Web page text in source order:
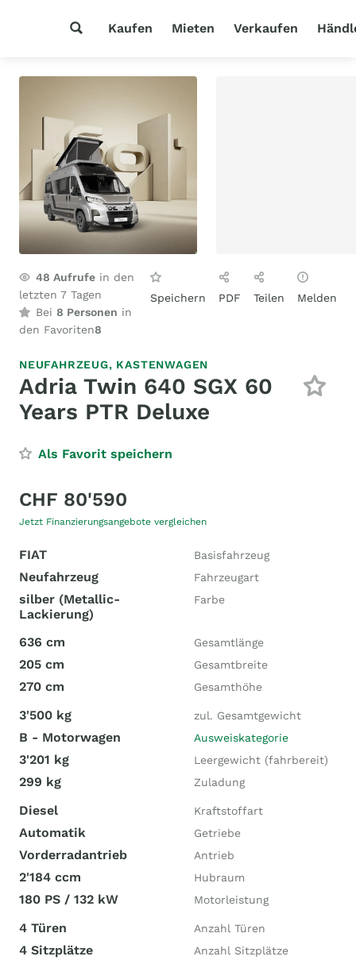
Kaufen Mieten Verkaufen
48 Aufrufe in den
letzten 7 Tagen
Bei 8 Personen in
den Favoriten8
Speichern PDF Teilen Melden
NEUFAHRZEUG, KASTENWAGEN
Adria Twin 640 SGX 60
Years PTR Deluxe
Als Favorit speichern
CHF 80'590
Jetzt Finanzierungsangebote vergleichen
FIAT Basisfahrzeug
Neufahrzeug Fahrzeugart
silber (Metallic-
Lackierung)
Farbe
636 cm Gesamtlänge
205 cm Gesamtbreite
270 cm Gesamthöhe
3'500 kg zul. Gesamtgewicht
B - Motorwagen Ausweiskategorie
3'201 kg Leergewicht (fahrbereit)
299 kg Zuladung
Diesel Kraftstoffart
Automatik Getriebe
Vorderradantrieb Antrieb
2'184 ccm Hubraum
180 PS / 132 kW Motorleistung
4 Türen Anzahl Türen
4 Sitzplätze Anzahl Sitzplätze